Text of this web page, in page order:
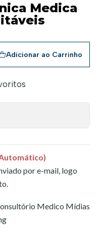
Medica
Adicionar ao Carrinho
por e-mail, logo
Medico Mídias